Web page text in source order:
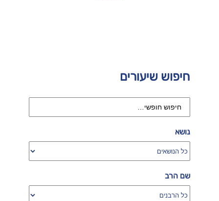
חיפוש שיעורים
נושא
שם הרב